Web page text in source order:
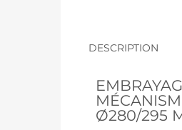
DESCRIPTION
Ø280/295